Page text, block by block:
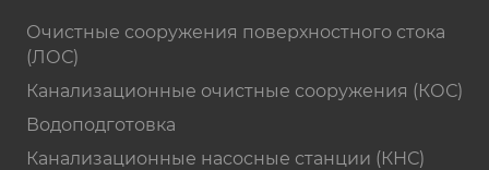
Очистные сооружения поверхностного стока
(ЛОС)
Канализационные очистные сооружения (КОС)
Водоподготовка
Канализационные насосные станции (КНС)